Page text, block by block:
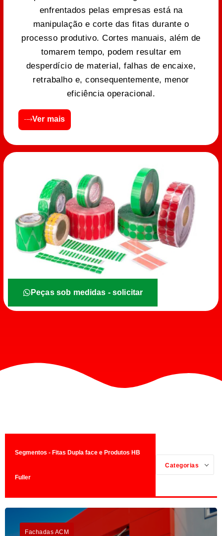
enfrentados pelas empresas está na
manipulação e corte das fitas durante o
processo produtivo. Cortes manuais, além de
tomarem tempo, podem resultar em
desperdício de material, falhas de encaixe,
retrabalho e, consequentemente, menor
eficiência operacional.
Ver mais
Peças sob medidas - solicitar
Segmentos - Fitas Dupla face e Produtos HB
Fuller
Categorias
Fachadas ACM